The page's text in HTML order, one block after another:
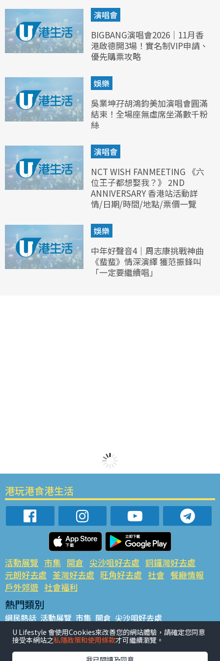
演唱會
BIGBANG演唱會2026｜11月香
港啟德開3場！實名制VIP申請、
優先購票攻略
娛樂
吳業坤孖胡鴻鈞美加演唱會圓滿
結束！全場座無虛席坐滿數千粉
絲
演唱會
NCT WISH FANMEETING 《六
位王子都想娶我？》 2ND
ANNIVERSARY 香港站活動詳
情/日期/時間/地點/票價一覽
娛樂
中年好聲音4｜周志康挑戰神曲
《蜚蜚》情深演繹 獲范振鋒叫
「一定要繼續唱」
港玩港食港生活
活動展覽 市集 開倉 尖沙咀好去處 銅鑼灣好去處
元朗好去處 荃灣好去處 旺角好去處 社會 餐廳情報
戶外郊遊 社會福利
熱門類別
網民熱話 活動展覽 市集 開倉 尖沙咀好去處
銅鑼灣好去處 元朗好去處 荃灣好去處 旺角好去處 社會
餐廳情報 戶外郊遊
U Lifestyle 會使用Cookies來改善您的網站體驗，請確定您同意
接受本網站之私隱政策和使用條款才可繼續瀏覽。